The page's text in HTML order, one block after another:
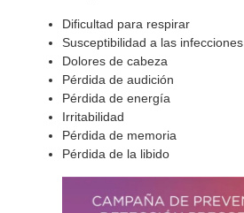
Dificultad para respirar
Susceptibilidad a las infecciones
Dolores de cabeza
Pérdida de audición
Pérdida de energía
Irritabilidad
Pérdida de memoria
Pérdida de la libido